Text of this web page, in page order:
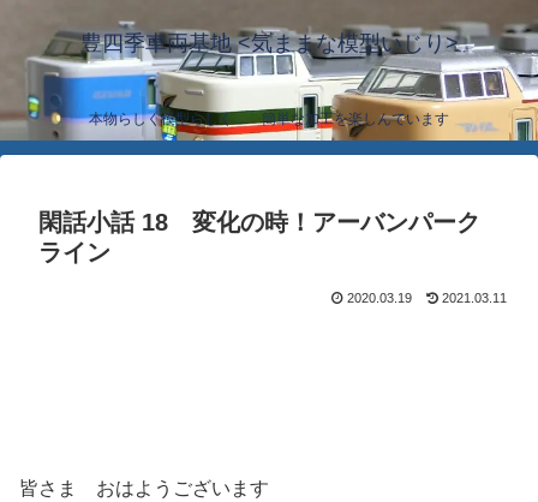
豊四季車両基地 <気ままな模型いじり>
本物らしく模型らしく… 簡単な加工を楽しんでいます
閑話小話 18 変化の時！アーバンパーク
ライン
2020.03.19 2021.03.11
皆さま おはようございます